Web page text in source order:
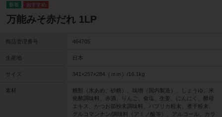
万能みそ赤だれ 1LP
商品管理番号 464705
生産地 日本
サイズ 341×257×284（ｍｍ）/16.1kg
素材
糖類（水あめ、砂糖）、味噌（国内製造）、しょうゆ、米
発酵調味料、赤酒、りんご、食塩、生姜、にんにく、酵母
エキス、かつお節粉末調味料、パプリカ粉末、煮干粉末、
グルコマンナン/調味料（アミノ酸等）、アルコール、カラ